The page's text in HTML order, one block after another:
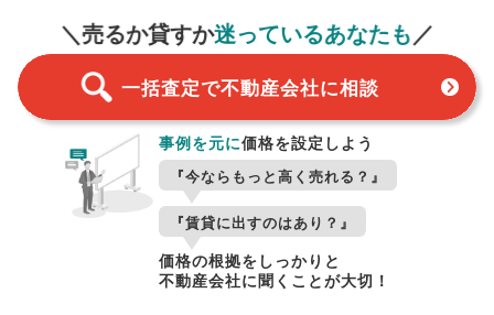
＼売るか貸すか迷っているあなたも／
一括査定で不動産会社に相談
事例を元に価格を設定しよう
『今ならもっと高く売れる？』
『賃貸に出すのはあり？』
価格の根拠をしっかりと
不動産会社に聞くことが大切！